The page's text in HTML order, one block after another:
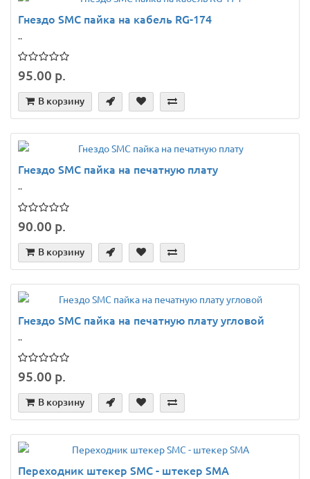
Гнездо SMС пайка на кабель RG-174
..
95.00 р.
В корзину
Гнездо SMС пайка на печатную плату
..
90.00 р.
В корзину
Гнездо SMС пайка на печатную плату угловой
..
95.00 р.
В корзину
Переходник штекер SMC - штекер SMA